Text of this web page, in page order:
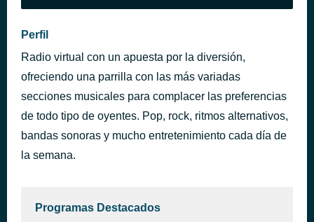
Perfil
Radio virtual con un apuesta por la diversión,
ofreciendo una parrilla con las más variadas
secciones musicales para complacer las preferencias
de todo tipo de oyentes. Pop, rock, ritmos alternativos,
bandas sonoras y mucho entretenimiento cada día de
la semana.
Programas Destacados